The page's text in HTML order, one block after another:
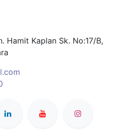
Hamit Kaplan Sk. No:17/B,